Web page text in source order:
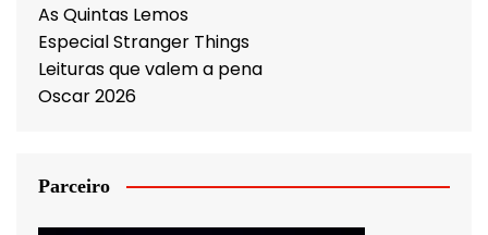
As Quintas Lemos
Especial Stranger Things
Leituras que valem a pena
Oscar 2026
Parceiro